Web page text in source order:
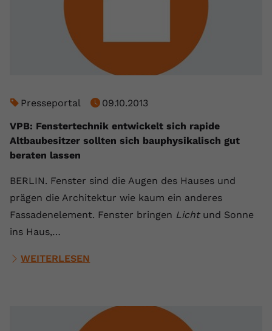
Presseportal
09.10.2013
VPB: Fenstertechnik entwickelt sich rapide
Altbaubesitzer sollten sich bauphysikalisch gut
beraten lassen
BERLIN. Fenster sind die Augen des Hauses und
prägen die Architektur wie kaum ein anderes
Fassadenelement. Fenster bringen Lichtund Sonne
ins Haus,…
WEITERLESEN